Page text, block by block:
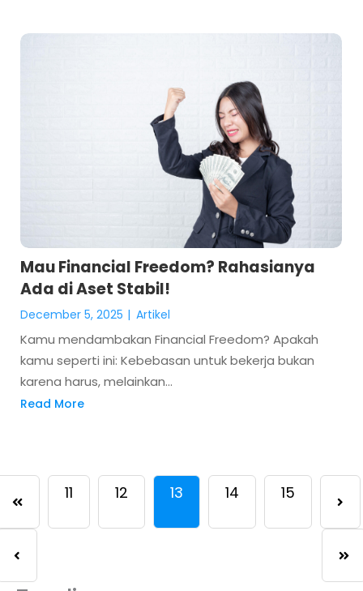
Mau Financial Freedom? Rahasianya
Ada di Aset Stabil!
December 5, 2025 | Artikel
Kamu mendambakan Financial Freedom? Apakah
kamu seperti ini: Kebebasan untuk bekerja bukan
karena harus, melainkan...
Read More
11 12 13 14 15